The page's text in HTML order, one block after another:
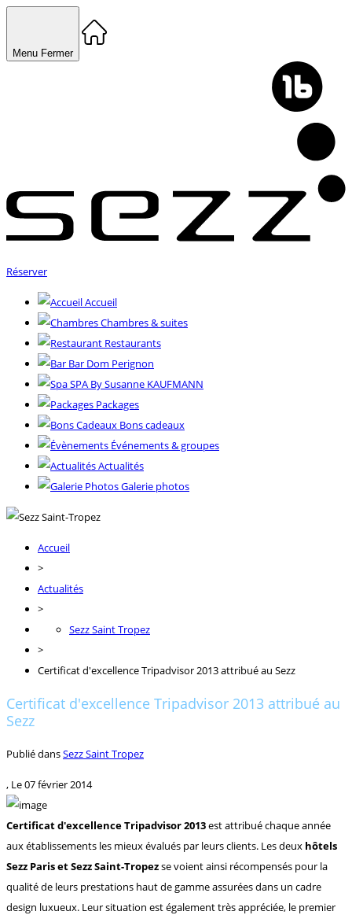
Menu Fermer
Réserver
Accueil
Chambres & suites
Restaurants
Bar Dom Perignon
SPA By Susanne KAUFMANN
Packages
Bons cadeaux
Événements & groupes
Actualités
Galerie photos
Accueil
>
Actualités
>
Sezz Saint Tropez
>
Certificat d'excellence Tripadvisor 2013 attribué au Sezz
Certificat d'excellence Tripadvisor 2013 attribué au
Sezz
Publié dansSezz Saint Tropez
, Le07 février 2014
Certificat d'excellence Tripadvisor 2013est attribué chaque année
aux établissements les mieux évalués par leurs clients. Les deux hôtels
Sezz Paris et Sezz Saint-Tropezse voient ainsi récompensés pour la
qualité de leurs prestations haut de gamme assurées dans un cadre
design luxueux. Leur situation est également très appréciée, le premier